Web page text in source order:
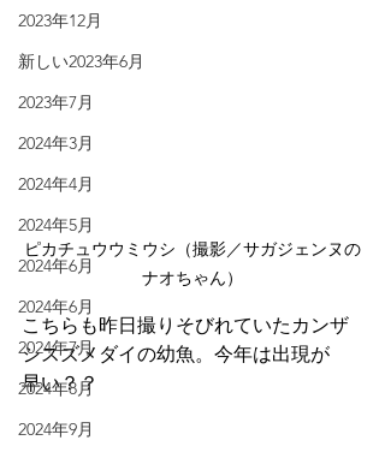
2023年12月
新しい2023年6月
2023年7月
2024年3月
2024年4月
2024年5月
2024年6月
2024年6月
2024年7月
2024年8月
2024年9月
ピカチュウウミウシ（撮影／サガジェンヌの
ナオちゃん）
こちらも昨日撮りそびれていたカンザ
シスズメダイの幼魚。今年は出現が
早い？？